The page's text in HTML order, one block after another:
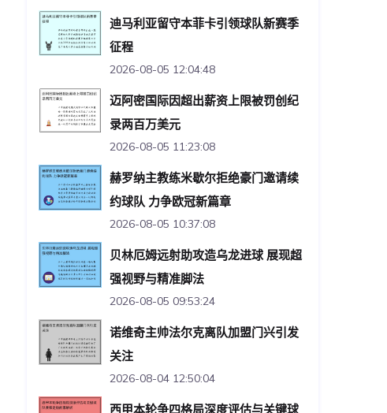
迪马利亚留守本菲卡引领球队新赛季
征程
2026-08-05 12:04:48
迈阿密国际因超出薪资上限被罚创纪
录两百万美元
2026-08-05 11:23:08
赫罗纳主教练米歇尔拒绝豪门邀请续
约球队 力争欧冠新篇章
2026-08-05 10:37:08
贝林厄姆远射助攻造乌龙进球 展现超
强视野与精准脚法
2026-08-05 09:53:24
诺维奇主帅法尔克离队加盟门兴引发
关注
2026-08-04 12:50:04
西甲本轮争四格局深度评估与关键球